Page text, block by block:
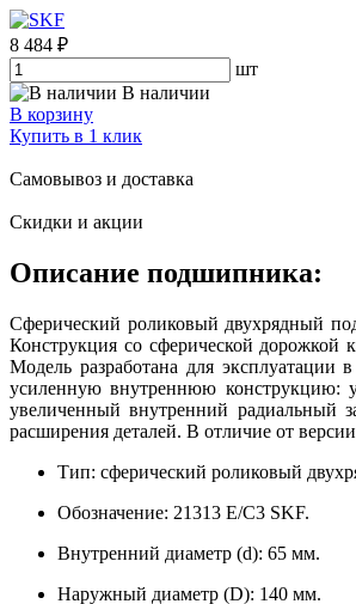
8 484 ₽
шт
В наличии
В корзину
Купить в 1 клик
Самовывоз и доставка
Скидки и акции
Описание подшипника:
Сферический роликовый двухрядный
Конструкция со сферической дорожкой
Модель разработана для
усиленную внутреннюю конструкцию:
увеличенный внутренний радиальный
расширения деталей. В отличие от
Тип: сферический роликовый
Обозначение: 21313 E/C3 SKF.
Внутренний диаметр (d): 65 мм.
Наружный диаметр (D): 140 мм.